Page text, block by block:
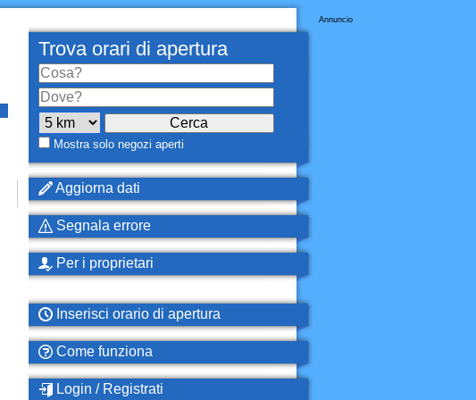
Annuncio
Trova orari di apertura
Mostra solo negozi aperti
Aggiorna dati
Segnala errore
Per i proprietari
Inserisci orario di apertura
Come funziona
Login / Registrati